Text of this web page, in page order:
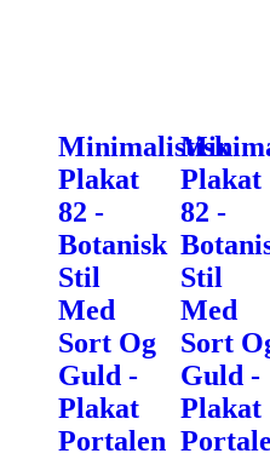
Minimalistisk
Plakat
82 -
Botanisk
Stil
Med
Sort Og
Guld -
Plakat
Portalen
Plakat
82 -
Stil
Med
Sort
Guld -
Plakat